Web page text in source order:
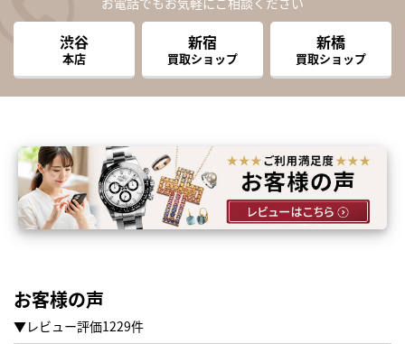
渋谷
本店
新宿
買取ショップ
新橋
買取ショップ
お客様の声
▼レビュー評価1229件